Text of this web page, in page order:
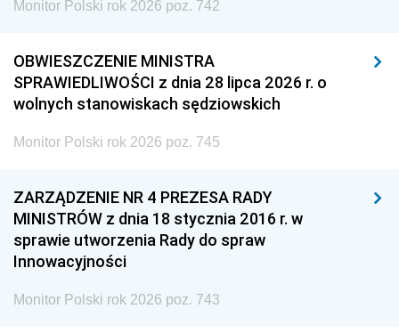
Monitor Polski rok 2026 poz. 742
OBWIESZCZENIE MINISTRA
SPRAWIEDLIWOŚCI z dnia 28 lipca 2026 r. o
wolnych stanowiskach sędziowskich
Monitor Polski rok 2026 poz. 745
ZARZĄDZENIE NR 4 PREZESA RADY
MINISTRÓW z dnia 18 stycznia 2016 r. w
sprawie utworzenia Rady do spraw
Innowacyjności
Monitor Polski rok 2026 poz. 743